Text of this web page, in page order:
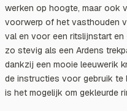
werken op hoogte, maar ook
voorwerp of het vasthouden
val en voor een ritslijnstart
zo stevig als een Ardens
dankzij een mooie leeuwerik
de instructies voor gebruik te
is het mogelijk om gekleurde